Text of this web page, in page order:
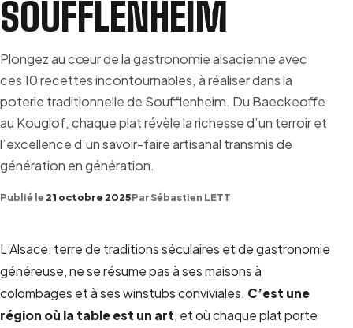
SOUFFLENHEIM
Plongez au cœur de la gastronomie alsacienne avec
ces 10 recettes incontournables, à réaliser dans la
poterie traditionnelle de Soufflenheim. Du Baeckeoffe
au Kouglof, chaque plat révèle la richesse d’un terroir et
l’excellence d’un savoir-faire artisanal transmis de
génération en génération.
Publié le 21 octobre 2025Par Sébastien LETT
L’Alsace, terre de traditions séculaires et de gastronomie
généreuse, ne se résume pas à ses maisons à
colombages et à ses winstubs conviviales. C’est une
région où la table est un art, et où chaque plat porte